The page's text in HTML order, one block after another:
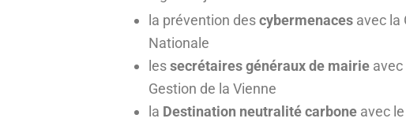
la prévention descybermenaces avec la
Nationale
lessecrétaires généraux de mairie avec
Gestion de la Vienne
la Destination neutralité carbone avec